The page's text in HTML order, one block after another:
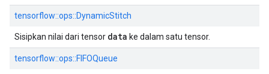
tensorflow::ops::DynamicStitch
Sisipkan nilai dari tensor data ke dalam satu tensor.
tensorflow::ops::FIFOQueue